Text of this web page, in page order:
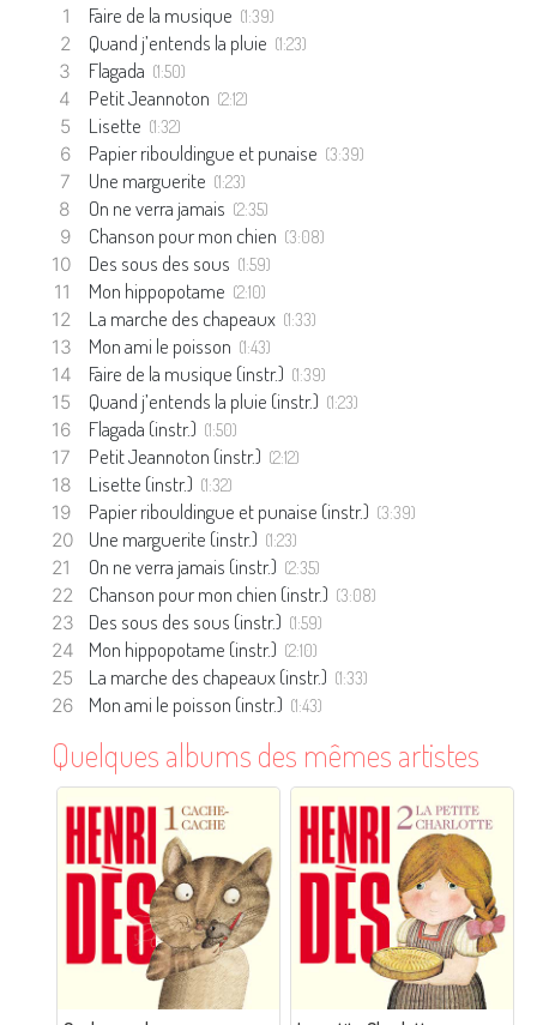
Faire de la musique (1:39)
Quand j’entends la pluie (1:23)
Flagada (1:50)
Petit Jeannoton (2:12)
Lisette (1:32)
Papier ribouldingue et punaise (3:39)
Une marguerite (1:23)
On ne verra jamais (2:35)
Chanson pour mon chien (3:08)
Des sous des sous (1:59)
Mon hippopotame (2:10)
La marche des chapeaux (1:33)
Mon ami le poisson (1:43)
Faire de la musique (instr.) (1:39)
Quand j’entends la pluie (instr.) (1:23)
Flagada (instr.) (1:50)
Petit Jeannoton (instr.) (2:12)
Lisette (instr.) (1:32)
Papier ribouldingue et punaise (instr.) (3:39)
Une marguerite (instr.) (1:23)
On ne verra jamais (instr.) (2:35)
Chanson pour mon chien (instr.) (3:08)
Des sous des sous (instr.) (1:59)
Mon hippopotame (instr.) (2:10)
La marche des chapeaux (instr.) (1:33)
Mon ami le poisson (instr.) (1:43)
Quelques albums des mêmes artistes